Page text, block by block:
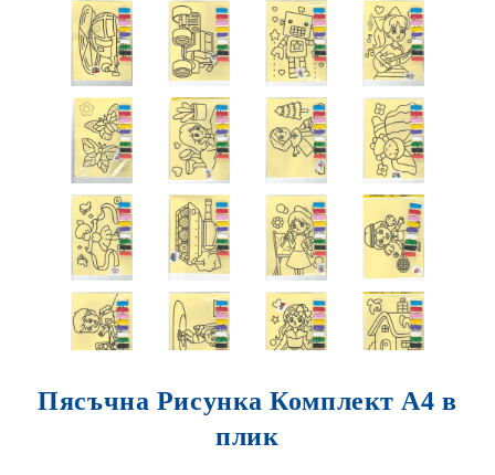
Пясъчна Рисунка Комплект А4 в
плик